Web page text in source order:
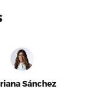
Sánchez